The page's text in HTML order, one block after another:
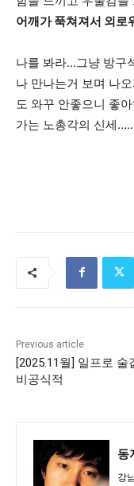
어깨가 푹쳐져서 외로
나를 봐라…그냥 방구
나 만나는거 보며 나
도 와꾸 안좋으니 좋
가는 노총각의 신세…..
Previous article
[2025.11월] 일프로 술
비공식적
동
강